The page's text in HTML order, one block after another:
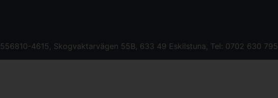
, 556810-4615, Skogvaktarvägen 55B, 633 49 Eskilstuna, Tel: 0702 630 795